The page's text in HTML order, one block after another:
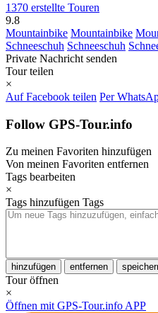
1370 erstellte Touren
9.8
Mountainbike Mountainbike
Schneeschuh Schneeschuh
Private Nachricht senden
Tour teilen
×
Auf Facebook teilen Per
Follow GPS-Tour.info
Zu meinen Favoriten hinzufügen
Von meinen Favoriten entfernen
Tags bearbeiten
×
Tags hinzufügen Tags
hinzufügen entfernen
Tour öffnen
×
Öffnen mit GPS-Tour.info APP